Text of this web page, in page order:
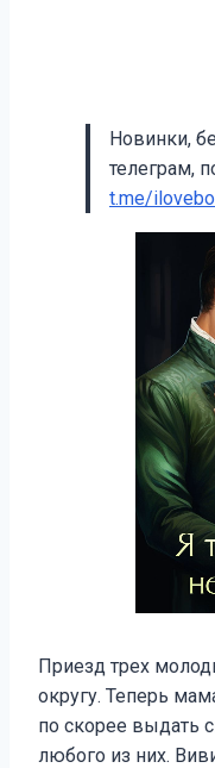
Новинки,
телеграм,
t.me/
Приезд трех
округу. Теперь
по скорее выдать
любого из них.